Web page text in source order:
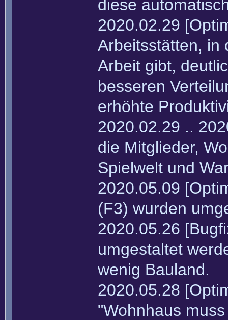
diese
2020.02.29
Arbeitsstätten, in
Arbeit gibt,
besseren
erhöhte
2020.02.29 ..
die Mitglieder,
Spielwelt und
2020.05.09
(F3) wurden
2020.05.26
umgestaltet
wenig Bauland.
2020.05.28
"Wohnhaus